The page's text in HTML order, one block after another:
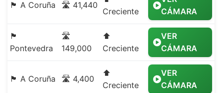
🏴 A Coruña 🛣️ 41,440
Creciente
CÁMARA
🏴
Pontevedra
🛣️
149,000
⬆️
Creciente
VER
CÁMARA
🏴 A Coruña 🛣️ 4,400
⬆️
Creciente
VER
CÁMARA